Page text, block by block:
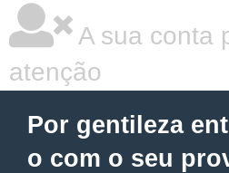
A sua conta
atenção
Por gentileza
o com o seu